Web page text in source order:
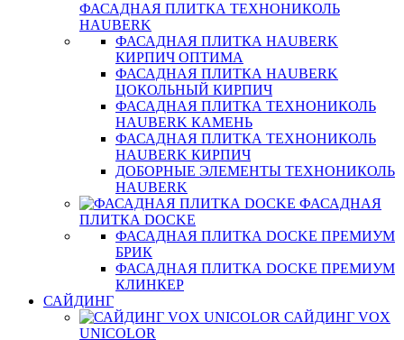
ФАСАДНАЯ ПЛИТКА ТЕХНОНИКОЛЬ
HAUBERK
ФАСАДНАЯ ПЛИТКА HAUBERK
КИРПИЧ ОПТИМА
ФАСАДНАЯ ПЛИТКА HAUBERK
ЦОКОЛЬНЫЙ КИРПИЧ
ФАСАДНАЯ ПЛИТКА ТЕХНОНИКОЛЬ
HAUBERK КАМЕНЬ
ФАСАДНАЯ ПЛИТКА ТЕХНОНИКОЛЬ
HAUBERK КИРПИЧ
ДОБОРНЫЕ ЭЛЕМЕНТЫ ТЕХНОНИКОЛЬ
HAUBERK
ФАСАДНАЯ
ПЛИТКА DOCKE
ФАСАДНАЯ ПЛИТКА DOCKE ПРЕМИУМ
БРИК
ФАСАДНАЯ ПЛИТКА DOCKE ПРЕМИУМ
КЛИНКЕР
САЙДИНГ
САЙДИНГ VOX
UNICOLOR